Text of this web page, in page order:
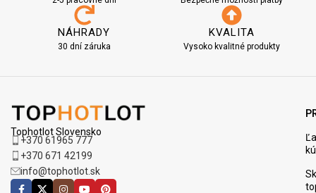
NÁHRADY
30 dní záruka
KVALITA
Vysoko kvalitné produkty
Tophotlot Slovensko
+370 61965 777
+370 671 42199
info@tophotlot.sk